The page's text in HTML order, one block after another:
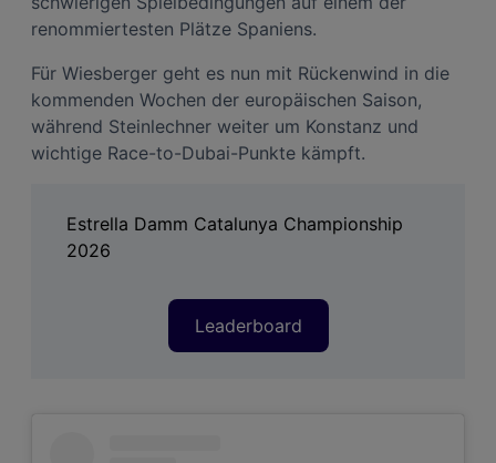
renommiertesten Plätze Spaniens.
Für Wiesberger geht es nun mit Rückenwind in die
kommenden Wochen der europäischen Saison,
während Steinlechner weiter um Konstanz und
wichtige Race-to-Dubai-Punkte kämpft.
Estrella Damm Catalunya Championship
2026
Leaderboard